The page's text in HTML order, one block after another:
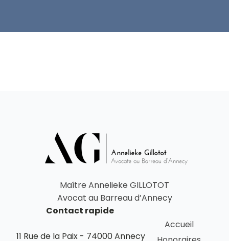
Maître Annelieke GILLOTOT
Avocat au Barreau d’Annecy
Contact rapide
11 Rue de la Paix - 74000 Annecy
Accueil